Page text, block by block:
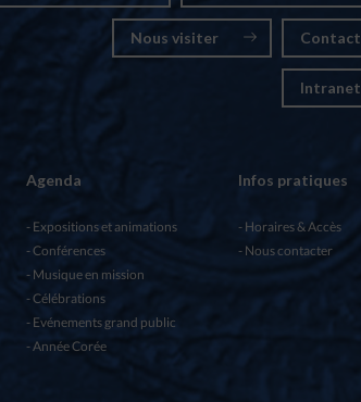
Nous visiter Contact
Intranet
Agenda
Expositions et animations
Conférences
Musique en mission
Célébrations
Evénements grand public
Année Corée
Infos pratiques
Horaires & Accès
Nous contacter